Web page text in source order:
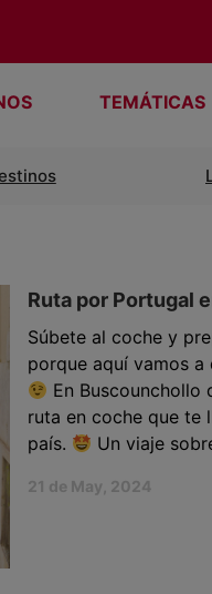
TEMÁTICAS
Ruta por Portugal
Súbete al coche y
porque aquí vamos
En Buscounchollo
ruta en coche que te
país.
Un viaje
21 de May, 2024